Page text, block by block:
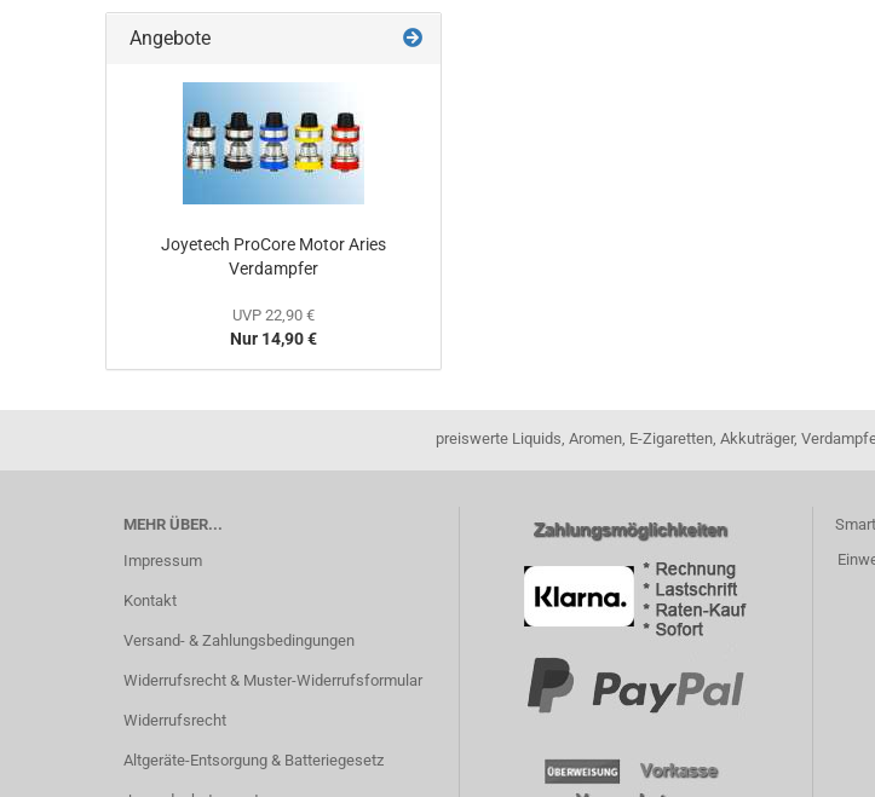
Angebote
Joyetech ProCore Motor Aries
Verdampfer
UVP 22,90 €
Nur 14,90 €
preiswerte Liquids, Aromen, E-Zigaretten, Akkuträger,
MEHR ÜBER...
Impressum
Kontakt
Versand- & Zahlungsbedingungen
Widerrufsrecht & Muster-Widerrufsformular
Widerrufsrecht
Altgeräte-Entsorgung & Batteriegesetz